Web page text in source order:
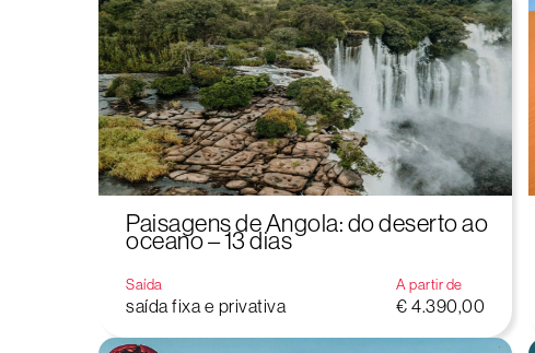
Aperte "Enter" para buscar ou "ESC" para fechar
Paisagens de Angola: do deserto ao
oceano – 13 dias
Saída
saída fixa e privativa
A partir de
€ 4.390,00